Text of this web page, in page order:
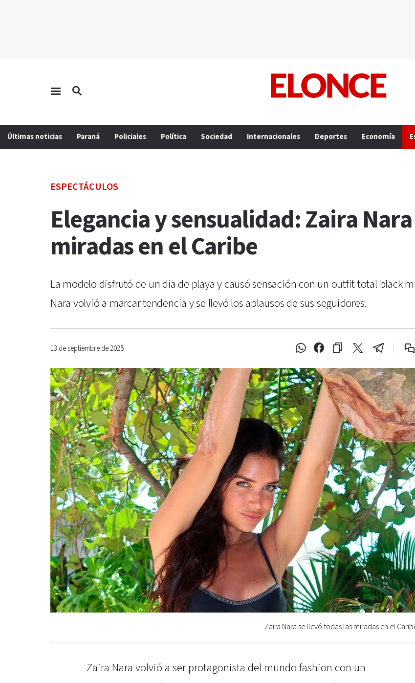
Últimas noticias Paraná Policiales Política Sociedad Internacionales Deportes Economía
ESPECTÁCULOS
Elegancia y sensualidad: Zaira
miradas en el Caribe
La modelo disfrutó de un día de playa y causó sensación con un outfit total black
Nara volvió a marcar tendencia y se llevó los aplausos de sus seguidores.
13 de septiembre de 2025
Zaira Nara se llevó todas las miradas en el
Zaira Nara volvió a ser protagonista del mundo fashion con un